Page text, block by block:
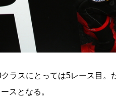
ラスにとっては5レース目
スとなる。